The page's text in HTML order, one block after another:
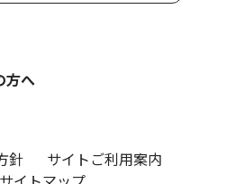
方へ
針
サイトご利用案内